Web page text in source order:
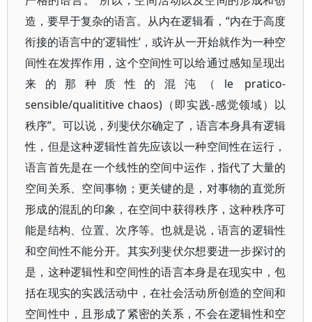
造，要早于复杂的语言。从内在逻辑看，“内在于高度
衔接的语言中的‘逻辑性’，或许从一开始就作为一种空
间性在发挥作用，这个空间性可以给通过感知呈现出
来的那种质性的混沌（le pratico-
sensible/qualititive chaos)（即实践-感觉领域）以
秩序”。可以说，列斐伏尔确定了，语言本身具有逻辑
性，但是这种逻辑性首先应该以一种空间性在运行，
语言首先是在一个线性的空间中运作，指代了大量的
空间关系、空间事物；更关键的是，对事物的直觉所
形成的混乱的印象，在空间中获得秩序，这种秩序可
能是结构、位置、次序等。也就是说，语言的逻辑性
和空间性不能分开。其实列斐伏尔想要进一步探讨的
是，这种逻辑性和空间性的语言本身是在现实中，包
括在现实的实践活动中，在社会活动所创造的空间和
空间性中，且形成了紧密的关系，不会在逻辑性和空